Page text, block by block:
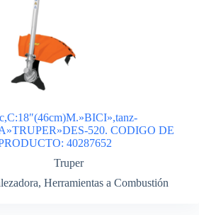
520. CODIGO DE
40287652
Truper
, Herramientas a Combustión